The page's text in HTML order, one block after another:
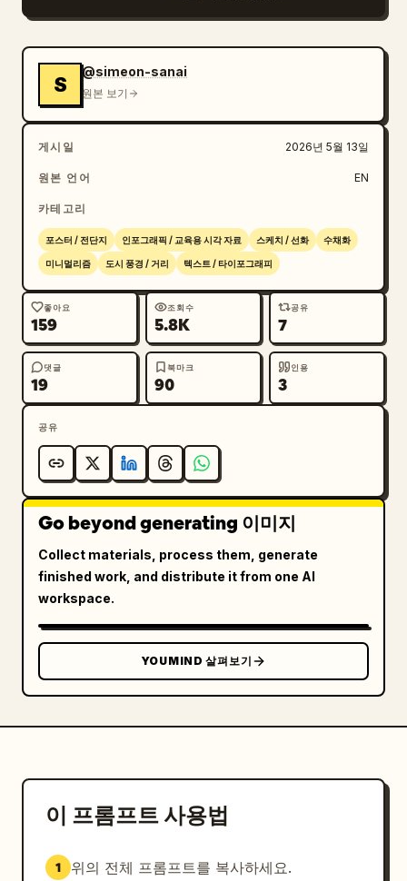
S
@simeon-sanai
원본 보기
게시일 2026년 5월 13일
원본 언어 EN
카테고리
포스터 / 전단지 인포그래픽 / 교육용 시각 자료 스케치 / 선화 수채화
미니멀리즘 도시 풍경 / 거리 텍스트 / 타이포그래피
좋아요
159
조회수
5.8K
공유
7
댓글
19
북마크
90
인용
3
공유
Go beyond generating 이미지
Collect materials, process them, generate
finished work, and distribute it from one AI
workspace.
YOUMIND 살펴보기
이 프롬프트 사용법
1 위의 전체 프롬프트를 복사하세요.